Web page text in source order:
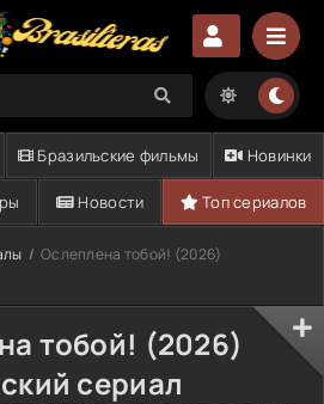
Бразильские фильмы Новинки
Новости Топ сериалов
Ослеплена тобой! (2026)
тобой! (2026)
сериал